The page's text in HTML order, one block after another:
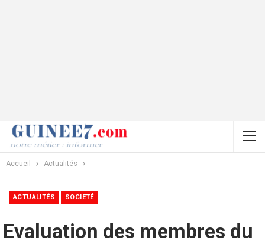
Accueil Actualités
ACTUALITÉS SOCIETÉ
Evaluation des membres du